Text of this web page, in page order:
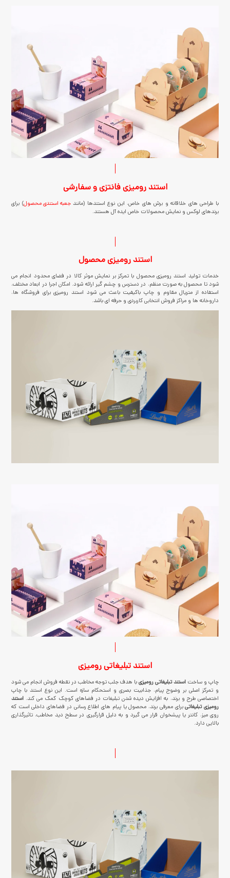
استند رومیزی فانتزی و سفارشی
با طراحی های خلاقانه و برش های خاص، این نوع استندها (مانندجعبه استندی محصول) برای
برندهای لوکس و نمایش محصولات خاص ایده آل هستند.
استند رومیزی محصول
خدمات تولید استند رومیزی محصول با تمرکز بر نمایش موثر کالا در فضای محدود انجام می
شود تا محصول به صورت منظم، در دسترس و چشم گیر ارائه شود. امکان اجرا در ابعاد مختلف،
استفاده از متریال مقاوم و چاپ باکیفیت باعث می شود استند رومیزی برای فروشگاه ها،
داروخانه ها و مراکز فروش انتخابی کاربردی و حرفه ای باشد.
استند تبلیغاتی رومیزی
چاپ و ساخت استند تبلیغاتی رومیزیبا هدف جلب توجه مخاطب در نقطه فروش انجام می شود
و تمرکز اصلی بر وضوح پیام، جذابیت بصری و استحکام سازه است. این نوع استند با چاپ
اختصاصی طرح و برند، به افزایش دیده شدن تبلیغات در فضاهای کوچک کمک می کند. استند
رومیزی تبلیغاتیبرای معرفی برند، محصول یا پیام های اطلاع رسانی در فضاهای داخلی است که
روی میز، کانتر یا پیشخوان قرار می گیرد و به دلیل قرارگیری در سطح دید مخاطب، تاثیرگذاری
بالایی دارد.